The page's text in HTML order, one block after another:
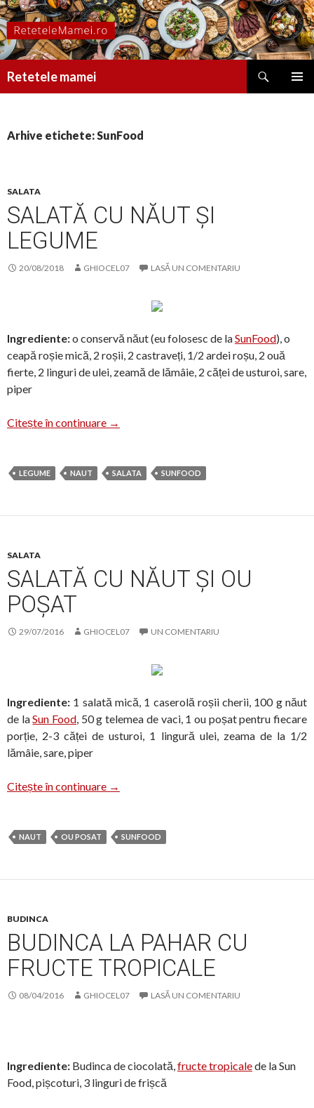
Retetele mamei
Arhive etichete: SunFood
SALATA
SALATĂ CU NĂUT ȘI
LEGUME
20/08/2018 GHIOCEL07 LASĂ UN COMENTARIU
Ingrediente:o conservă năut (eu folosesc de laSunFood), o
ceapă roșie mică, 2 roșii, 2 castraveți, 1/2 ardei roșu, 2 ouă
fierte, 2 linguri de ulei, zeamă de lămâie, 2 căței de usturoi, sare,
piper
Citește în continuare Salată cu năut și legume
→
LEGUME NAUT SALATA SUNFOOD
SALATA
SALATĂ CU NĂUT ȘI OU
POȘAT
29/07/2016 GHIOCEL07 UN COMENTARIU
Ingrediente: 1 salată mică, 1 caserolă roșii cherii, 100 g năut
de laSun Food, 50 g telemea de vaci, 1 ou poșat pentru fiecare
porție, 2-3 căței de usturoi, 1 lingură ulei, zeama de la 1/2
lămâie, sare, piper
Citește în continuare Salată cu năut și ou poșat
→
NAUT OU POSAT SUNFOOD
BUDINCA
BUDINCA LA PAHAR CU
FRUCTE TROPICALE
08/04/2016 GHIOCEL07 LASĂ UN COMENTARIU
Ingrediente: Budinca de ciocolată,fructe tropicalede la Sun
Food, pișcoturi, 3 linguri de frișcă